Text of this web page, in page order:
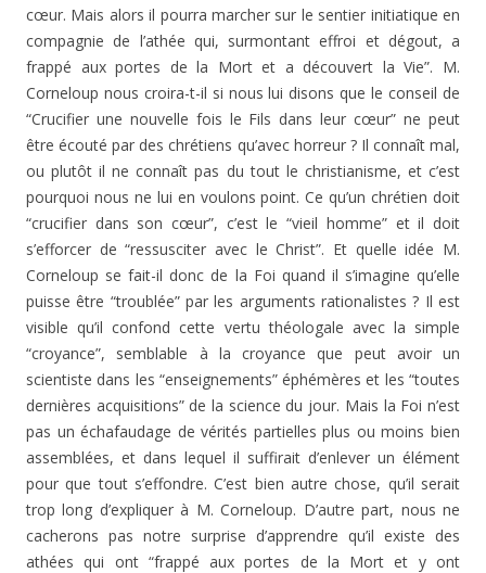
cœur. Mais alors il pourra marcher sur le sentier initiatique en
compagnie de l’athée qui, surmontant effroi et dégout, a
frappé aux portes de la Mort et a découvert la Vie”. M.
Corneloup nous croira-t-il si nous lui disons que le conseil de
“Crucifier une nouvelle fois le Fils dans leur cœur” ne peut
être écouté par des chrétiens qu’avec horreur ? Il connaît mal,
ou plutôt il ne connaît pas du tout le christianisme, et c’est
pourquoi nous ne lui en voulons point. Ce qu’un chrétien doit
“crucifier dans son cœur”, c’est le “vieil homme” et il doit
s’efforcer de “ressusciter avec le Christ”. Et quelle idée M.
Corneloup se fait-il donc de la Foi quand il s’imagine qu’elle
puisse être “troublée” par les arguments rationalistes ? Il est
visible qu’il confond cette vertu théologale avec la simple
“croyance”, semblable à la croyance que peut avoir un
scientiste dans les “enseignements” éphémères et les “toutes
dernières acquisitions” de la science du jour. Mais la Foi n’est
pas un échafaudage de vérités partielles plus ou moins bien
assemblées, et dans lequel il suffirait d’enlever un élément
pour que tout s’effondre. C’est bien autre chose, qu’il serait
trop long d’expliquer à M. Corneloup. D’autre part, nous ne
cacherons pas notre surprise d’apprendre qu’il existe des
athées qui ont “frappé aux portes de la Mort et y ont